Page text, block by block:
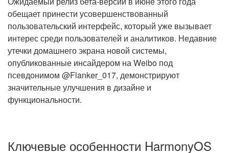
обещает принести усовершенствованный
пользовательский интерфейс, который уже вызывает
интерес среди пользователей и аналитиков. Недавние
утечки домашнего экрана новой системы,
опубликованные инсайдером на Weibo под
псевдонимом @Flanker_017, демонстрируют
значительные улучшения в дизайне и
функциональности.
Ключевые особенности HarmonyOS